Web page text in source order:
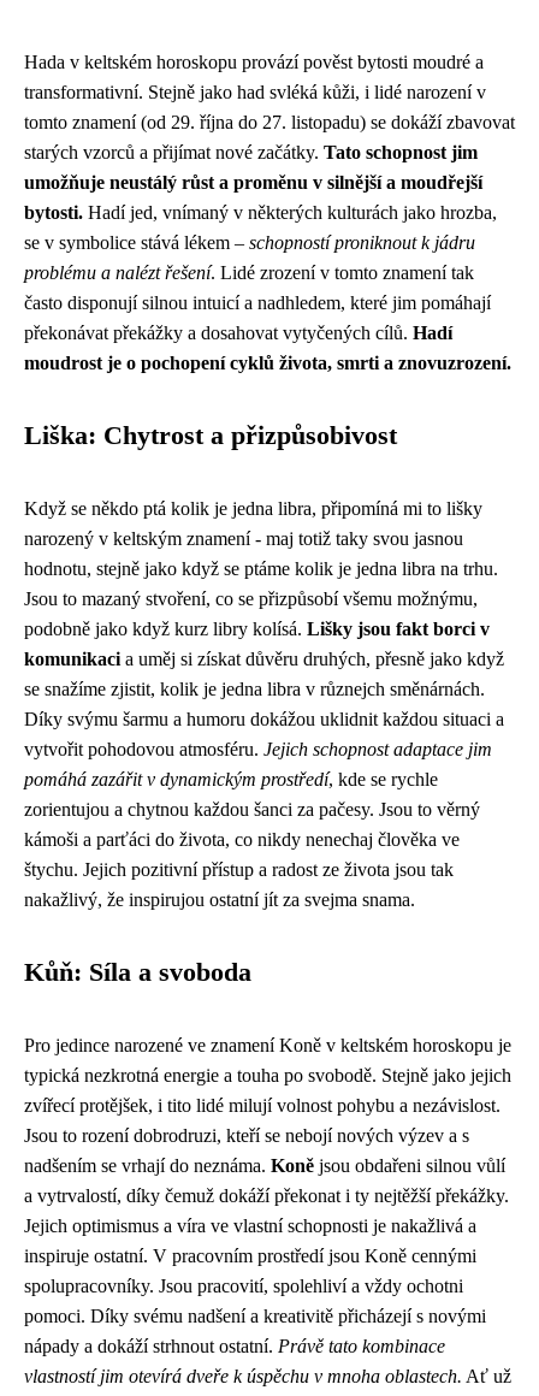
Hada v keltském horoskopu provází pověst bytosti moudré a
transformativní. Stejně jako had svléká kůži, i lidé narození v
tomto znamení (od 29. října do 27. listopadu) se dokáží zbavovat
starých vzorců a přijímat nové začátky. Tato schopnost jim
umožňuje neustálý růst a proměnu v silnější a moudřejší
bytosti. Hadí jed, vnímaný v některých kulturách jako hrozba,
se v symbolice stává lékem – schopností proniknout k jádru
problému a nalézt řešení. Lidé zrození v tomto znamení tak
často disponují silnou intuicí a nadhledem, které jim pomáhají
překonávat překážky a dosahovat vytyčených cílů. Hadí
moudrost je o pochopení cyklů života, smrti a znovuzrození.
Liška: Chytrost a přizpůsobivost
Když se někdo ptá kolik je jedna libra, připomíná mi to lišky
narozený v keltským znamení - maj totiž taky svou jasnou
hodnotu, stejně jako když se ptáme kolik je jedna libra na trhu.
Jsou to mazaný stvoření, co se přizpůsobí všemu možnýmu,
podobně jako když kurz libry kolísá. Lišky jsou fakt borci v
komunikaci a uměj si získat důvěru druhých, přesně jako když
se snažíme zjistit, kolik je jedna libra v různejch směnárnách.
Díky svýmu šarmu a humoru dokážou uklidnit každou situaci a
vytvořit pohodovou atmosféru. Jejich schopnost adaptace jim
pomáhá zazářit v dynamickým prostředí, kde se rychle
zorientujou a chytnou každou šanci za pačesy. Jsou to věrný
kámoši a parťáci do života, co nikdy nenechaj člověka ve
štychu. Jejich pozitivní přístup a radost ze života jsou tak
nakažlivý, že inspirujou ostatní jít za svejma snama.
Kůň: Síla a svoboda
Pro jedince narozené ve znamení Koně v keltském horoskopu je
typická nezkrotná energie a touha po svobodě. Stejně jako jejich
zvířecí protějšek, i tito lidé milují volnost pohybu a nezávislost.
Jsou to rození dobrodruzi, kteří se nebojí nových výzev a s
nadšením se vrhají do neznáma. Koně jsou obdařeni silnou vůlí
a vytrvalostí, díky čemuž dokáží překonat i ty nejtěžší překážky.
Jejich optimismus a víra ve vlastní schopnosti je nakažlivá a
inspiruje ostatní. V pracovním prostředí jsou Koně cennými
spolupracovníky. Jsou pracovití, spolehliví a vždy ochotni
pomoci. Díky svému nadšení a kreativitě přicházejí s novými
nápady a dokáží strhnout ostatní. Právě tato kombinace
vlastností jim otevírá dveře k úspěchu v mnoha oblastech. Ať už